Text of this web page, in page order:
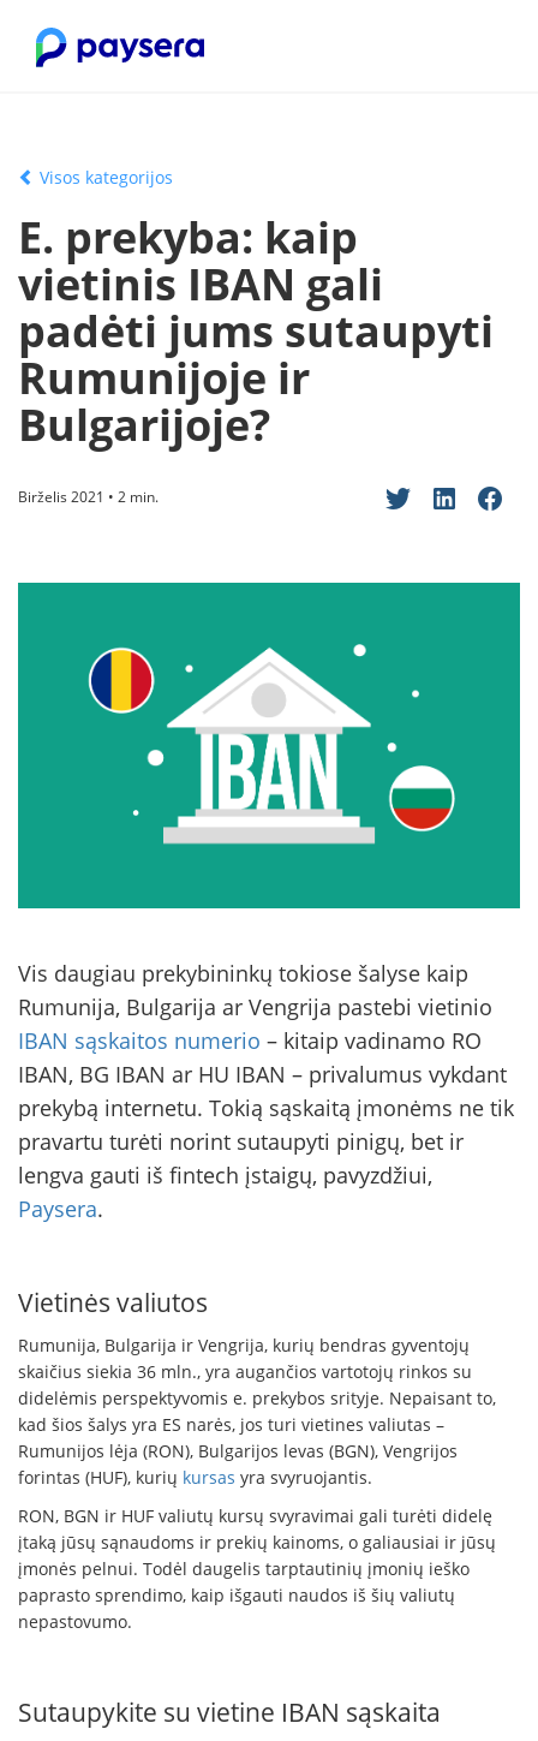
Visos kategorijos
E. prekyba: kaip
vietinis IBAN gali
padėti jums sutaupyti
Rumunijoje ir
Bulgarijoje?
Birželis 2021 • 2 min.
Vis daugiau prekybininkų tokiose šalyse kaip
Rumunija, Bulgarija ar Vengrija pastebi vietinio
IBAN sąskaitos numerio – kitaip vadinamo RO
IBAN, BG IBAN ar HU IBAN – privalumus vykdant
prekybą internetu. Tokią sąskaitą įmonėms ne tik
pravartu turėti norint sutaupyti pinigų, bet ir
lengva gauti iš fintech įstaigų, pavyzdžiui,
Paysera.
Vietinės valiutos
Rumunija, Bulgarija ir Vengrija, kurių bendras gyventojų
skaičius siekia 36 mln., yra augančios vartotojų rinkos su
didelėmis perspektyvomis e. prekybos srityje. Nepaisant to,
kad šios šalys yra ES narės, jos turi vietines valiutas –
Rumunijos lėja (RON), Bulgarijos levas (BGN), Vengrijos
forintas (HUF), kurių kursas yra svyruojantis.
RON, BGN ir HUF valiutų kursų svyravimai gali turėti didelę
įtaką jūsų sąnaudoms ir prekių kainoms, o galiausiai ir jūsų
įmonės pelnui. Todėl daugelis tarptautinių įmonių ieško
paprasto sprendimo, kaip išgauti naudos iš šių valiutų
nepastovumo.
Sutaupykite su vietine IBAN sąskaita